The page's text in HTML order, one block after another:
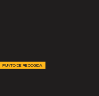
PUNTO DE RECOGIDA